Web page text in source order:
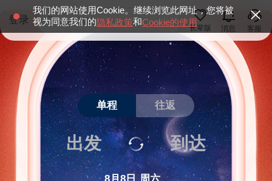
我们的网站使用Cookie。继续浏览此网址，您将被
视为同意我们的隐私政策和Cookie的使用
登录 实名认证
爱心版
航变无忧
实名认证
爱心版
航变无忧
长辈版 消息 客服
单程 往返
出发 到达